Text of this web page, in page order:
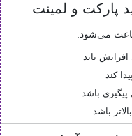
پارکت و لمینت
می‌شود:
یابد
کند
باشد
باشد